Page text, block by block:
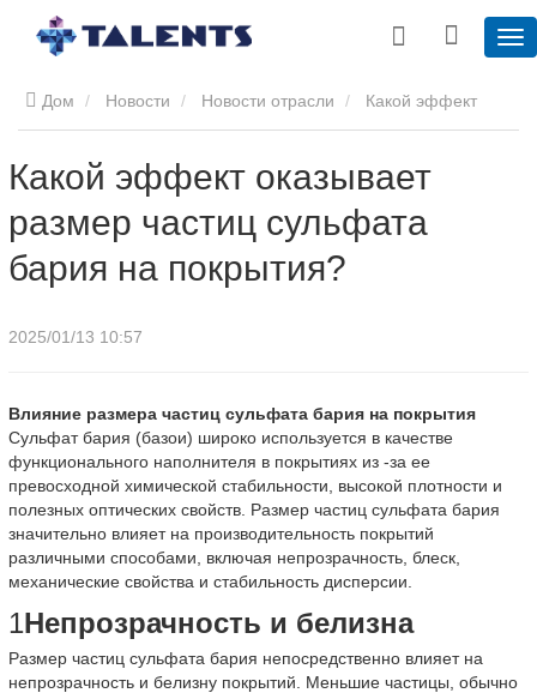
Дом Новости Новости отрасли
оказывает размер частиц сульфата бария на покрытия?
Какой эффект оказывает
размер частиц сульфата
бария на покрытия?
2025/01/13 10:57
Влияние размера частиц сульфата бария на покрытия
Сульфат бария (базои) широко используется в качестве
функционального наполнителя в покрытиях из -за ее
превосходной химической стабильности, высокой плотности и
полезных оптических свойств. Размер частиц сульфата бария
значительно влияет на производительность покрытий
различными способами, включая непрозрачность, блеск,
механические свойства и стабильность дисперсии.
1Непрозрачность и белизна
Размер частиц сульфата бария непосредственно влияет на
непрозрачность и белизну покрытий. Меньшие частицы, обычно